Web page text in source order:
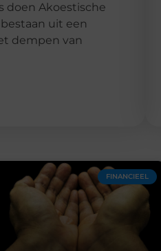
doen Akoestische
uit een
dempen van
FINANCIEEL